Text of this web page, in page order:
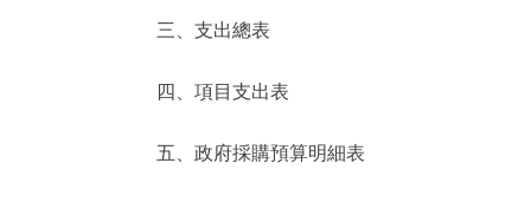
走進北京
北京概況
綠色北京
三、支出總表
四、項目支出表
五、政府採購預算明細表